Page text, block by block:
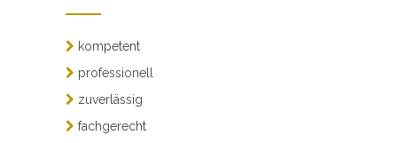
kompetent
professionell
zuverlässig
fachgerecht